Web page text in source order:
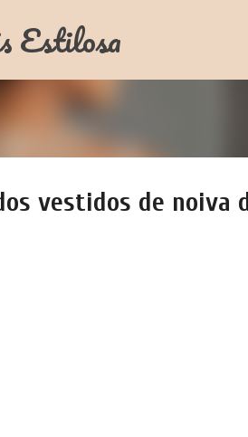
Estilosa
vestidos de noiva